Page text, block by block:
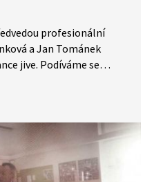
profesionální
a Jan Tománek
jive. Podíváme se